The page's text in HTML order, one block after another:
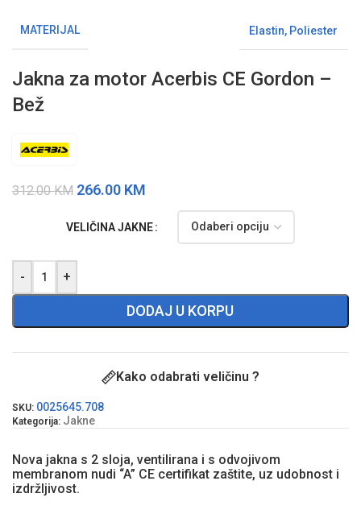
MATERIJAL Elastin, Poliester
Jakna za motor Acerbis CE Gordon –
Bež
312.00KM 266.00 KM
VELIČINA JAKNE
- +
DODAJ U KORPU
Kako odabrati veličinu ?
SKU: 0025645.708
Kategorija: Jakne
Nova jakna s 2 sloja, ventilirana i s odvojivom
membranom nudi “A” CE certifikat zaštite, uz udobnost i
izdržljivost.